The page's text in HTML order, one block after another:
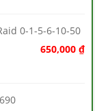
0-1-5-6-10-50
650,000 ₫